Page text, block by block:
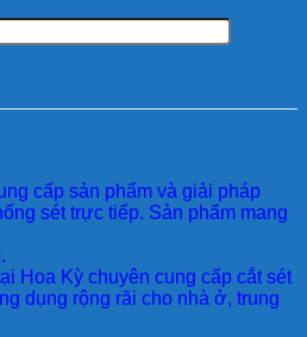
cấp sản phẩm và giải pháp
sét trực tiếp. Sản phẩm mang
Hoa Kỳ chuyên cung cấp cắt sét
dụng rộng rãi cho nhà ở, trung